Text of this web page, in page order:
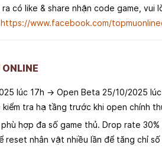
ra có like & share nhận code game,
https://www.facebook.com/
lúc 17h → Open Beta 25/10/2025 lúc
tra hạ tầng trước khi open chính
hợp đa số game thủ. Drop rate
nhân vật nhiều lần để tăng chỉ